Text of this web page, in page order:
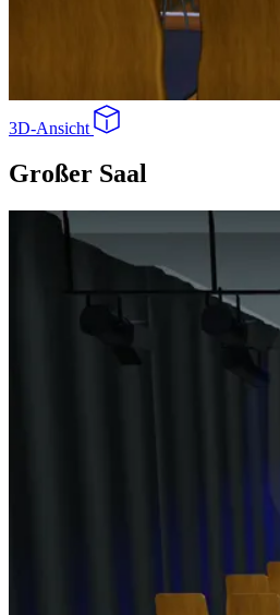
3D-Ansicht
Großer Saal